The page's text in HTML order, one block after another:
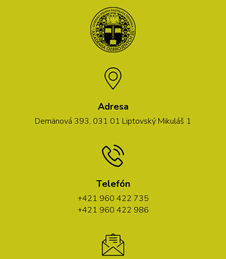
Adresa
Demänová 393, 031 01 Liptovský Mikuláš 1
Telefón
+421 960 422 735
+421 960 422 986